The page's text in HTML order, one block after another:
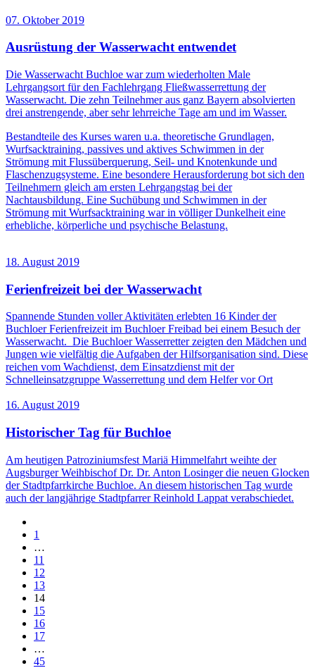
07. Oktober 2019
Ausrüstung der Wasserwacht entwendet
Die Wasserwacht Buchloe war zum wiederholten Male
Lehrgangsort für den Fachlehrgang Fließwasserrettung der
Wasserwacht. Die zehn Teilnehmer aus ganz Bayern absolvierten
drei anstrengende, aber sehr lehrreiche Tage am und im Wasser.
Bestandteile des Kurses waren u.a. theoretische Grundlagen,
Wurfsacktraining, passives und aktives Schwimmen in der
Strömung mit Flussüberquerung, Seil- und Knotenkunde und
Flaschenzugsysteme. Eine besondere Herausforderung bot sich den
Teilnehmern gleich am ersten Lehrgangstag bei der
Nachtausbildung. Eine Suchübung und Schwimmen in der
Strömung mit Wurfsacktraining war in völliger Dunkelheit eine
erhebliche, körperliche und psychische Belastung.
18. August 2019
Ferienfreizeit bei der Wasserwacht
Spannende Stunden voller Aktivitäten erlebten 16 Kinder der
Buchloer Ferienfreizeit im Buchloer Freibad bei einem Besuch der
Wasserwacht. Die Buchloer Wasserretter zeigten den Mädchen und
Jungen wie vielfältig die Aufgaben der Hilfsorganisation sind. Diese
reichen vom Wachdienst, dem Einsatzdienst mit der
Schnelleinsatzgruppe Wasserrettung und dem Helfer vor Ort
16. August 2019
Historischer Tag für Buchloe
Am heutigen Patroziniumsfest Mariä Himmelfahrt weihte der
Augsburger Weihbischof Dr. Dr. Anton Losinger die neuen Glocken
der Stadtpfarrkirche Buchloe. An diesem historischen Tag wurde
auch der langjährige Stadtpfarrer Reinhold Lappat verabschiedet.
1
…
11
12
13
14
15
16
17
…
45